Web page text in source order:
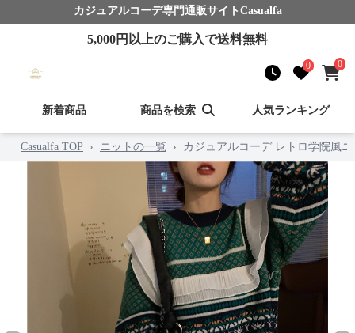
カジュアルコーデ専門通販サイト Casualfa
5,000円以上のご購入で送料無料
0 0
新着商品 商品を検索 人気ランキング
Casualfa TOP › ニットの一覧 › カジュアルコーデ レトロ学院風